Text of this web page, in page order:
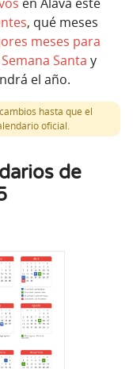
, qué meses
meses para
Semana Santa y
el año.
hasta que el
oficial.
de